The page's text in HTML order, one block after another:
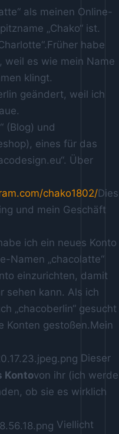
als meinen Online-
„Chako“ ist.
habe
weil es wie mein Name
klingt.
geändert, weil ich
(Blog) und
eines für das
Über
chako1802/Dies
und mein Geschäft
ich ein neues Konto
Namen „chacolatte“
einzurichten, damit
sehen kann. Als ich
„chacoberlin“ gesucht
Konten gestoßen.Mein
Dieser
Kontovon ihr (ich werde
ob sie es wirklich
Viellicht